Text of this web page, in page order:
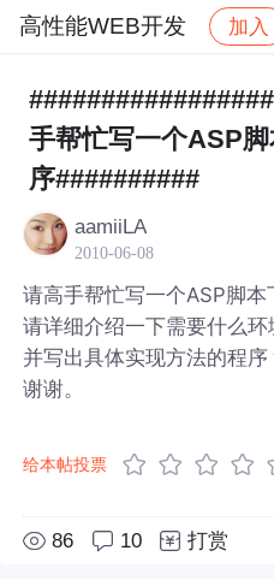
高性能WEB开发 加入
社区 高性能WEB开发
手帮忙写一个ASP
序##########
aamiiLA
2010-06-08
请高手帮忙写一个ASP脚本
请详细介绍一下需要什么环
并写出具体实现方法的程序
谢谢。
给本帖投票
86 10 打赏